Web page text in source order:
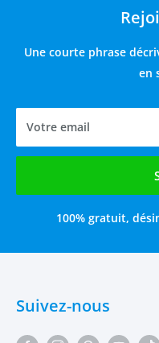
Une courte phrase
en
Votre email
100% gratuit,
Suivez-nous